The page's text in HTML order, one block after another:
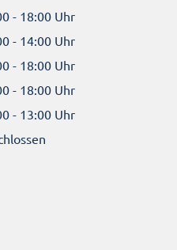
- 18:00 Uhr
- 14:00 Uhr
- 18:00 Uhr
- 18:00 Uhr
- 13:00 Uhr